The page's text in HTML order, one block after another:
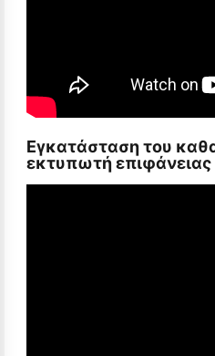
Εγκατάσταση του
εκτυπωτή επιφάνειας